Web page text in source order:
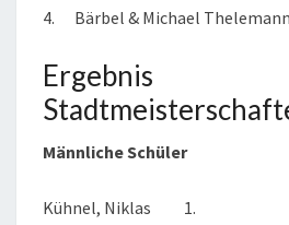
4. Bärbel & Michael
Männliche Schüler
Kühnel, Niklas 1.